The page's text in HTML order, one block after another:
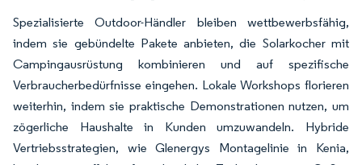
Spezialisierte Outdoor-Händler bleiben wettbewerbsfähig,
indem sie gebündelte Pakete anbieten, die Solarkocher mit
Campingausrüstung kombinieren und auf spezifische
Verbraucherbedürfnisse eingehen. Lokale Workshops florieren
weiterhin, indem sie praktische Demonstrationen nutzen, um
zögerliche Haushalte in Kunden umzuwandeln. Hybride
Vertriebsstrategien, wie Glenergys Montagelinie in Kenia,